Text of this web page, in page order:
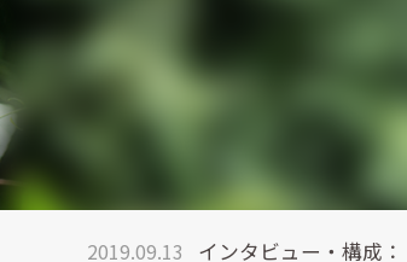
2019.09.13 インタビュー・構成：